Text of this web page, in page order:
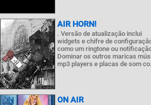
AIR HORN!
. Versão de atualização inclui
widgets e chifre de
como um ringtone ou
Dominar os outros maricas
mp3 players e placas de som
ON AIR